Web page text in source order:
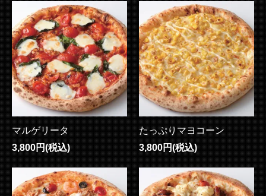
マルゲリータ
3,800円(税込)
たっぷりマヨコーン
3,800円(税込)